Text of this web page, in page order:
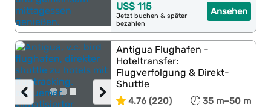
Ansehen
US$ 115
Jetzt buchen & später
bezahlen
›
‹
Antigua Flughafen -
Hoteltransfer:
Flugverfolgung & Direkt-
Shuttle
4.76 (220) 35 m–50 m